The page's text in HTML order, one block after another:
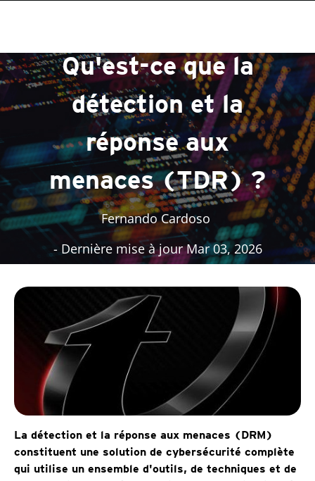
Qu'est-ce que la
détection et la
réponse aux
menaces (TDR) ?
Fernando Cardoso
- Dernière mise à jour Mar 03, 2026
La détection et la réponse aux menaces (DRM)
constituent une solution de cybersécurité complète
qui utilise un ensemble d'outils, de techniques et de
Products
Products
Products